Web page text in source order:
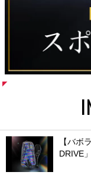
【バボ
DRIVE